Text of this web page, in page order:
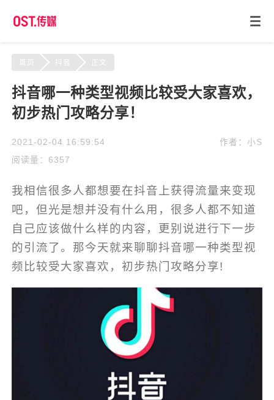
首页 正文
抖音哪一种类型视频比较受大家喜欢，
初步热门攻略分享！
2021-02-04 16:59:54
阅读量：6357
作者：小S
我相信很多人都想要在抖音上获得流量来变现
吧，但光是想并没有什么用，很多人都不知道
自己应该做什么样的内容，更别说进行下一步
的引流了。那今天就来聊聊抖音哪一种类型视
频比较受大家喜欢，初步热门攻略分享!